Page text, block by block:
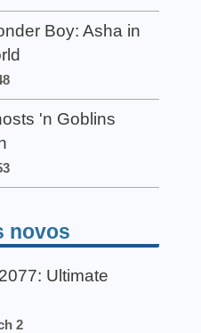
Boy: Asha in
'n Goblins
novos
Ultimate
2